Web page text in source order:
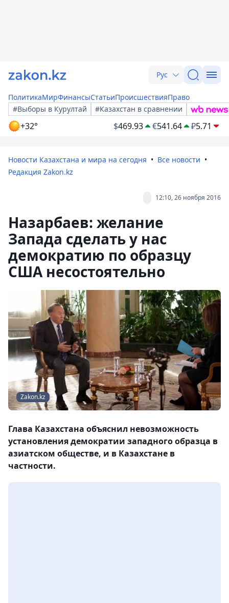
Рус
ПолитикаМирФинансыСтатьиПроисшествияПраво
#Выборы в Курултай
#Казахстан в сравнении
+32° $469.93 €541.64 ₽5.71
Новости Казахстана и мира на сегодня
Все новости
Редакция Zakon.kz
12:10, 26 ноября 2016
Назарбаев: желание
Запада сделать у нас
демократию по образцу
США несостоятельно
Zakon.kz
Глава Казахстана объяснил невозможность
установления демократии западного образца в
азиатском обществе, и в Казахстане в
частности.